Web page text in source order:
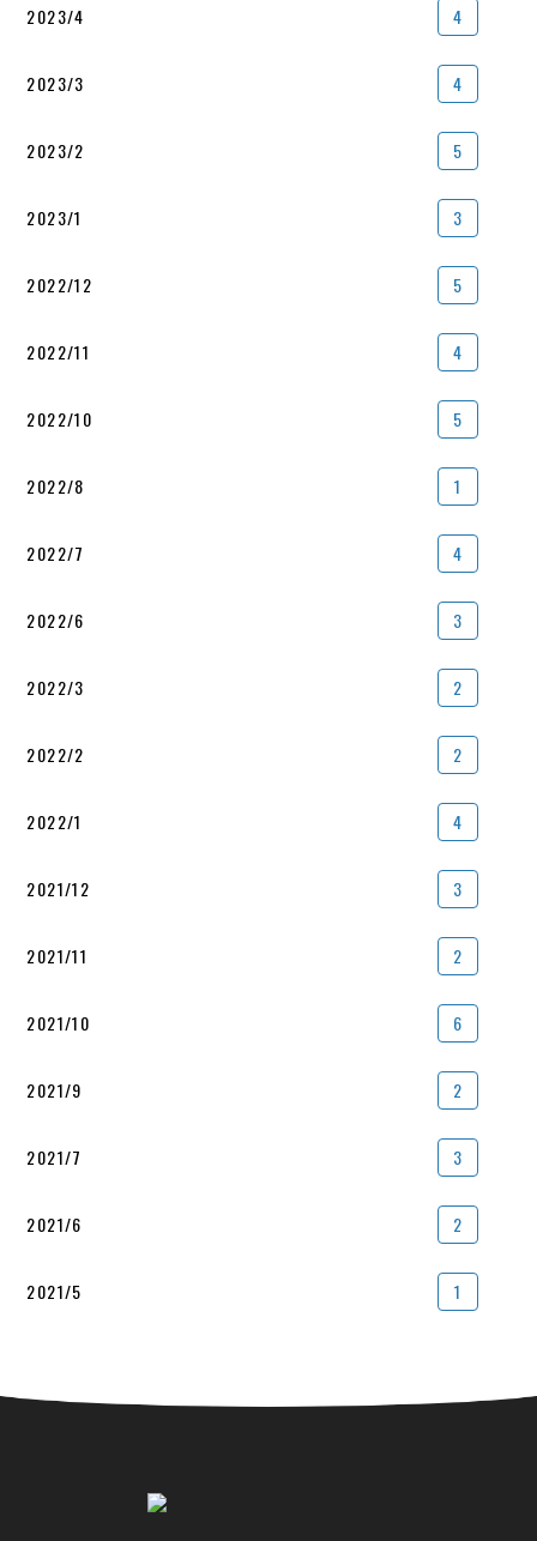
2023/4 4
2023/3 4
2023/2 5
2023/1 3
2022/12 5
2022/11 4
2022/10 5
2022/8 1
2022/7 4
2022/6 3
2022/3 2
2022/2 2
2022/1 4
2021/12 3
2021/11 2
2021/10 6
2021/9 2
2021/7 3
2021/6 2
2021/5 1